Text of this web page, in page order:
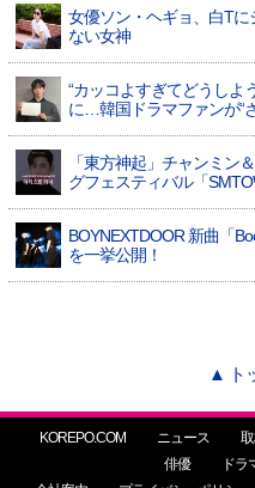
女優ソン・ヘギョ、白T
ない女神
“カッコよすぎてどうしよ
に…韓国ドラマファンが“
「東方神起」チャンミン
グフェスティバル「
BOYNEXTDOOR 新曲「
を一挙公開！
▲ ト
KOREPO.COM ニュース
俳優
ドラ